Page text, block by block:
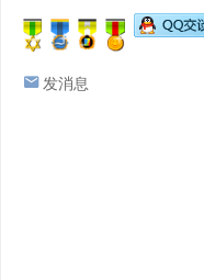
发消息